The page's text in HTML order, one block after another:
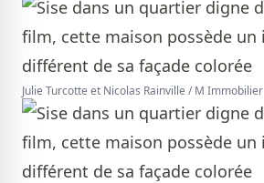
Julie Turcotte et Nicolas Rainville / M Immobilier